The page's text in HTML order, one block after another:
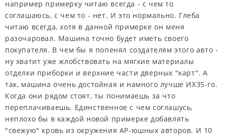
например примерку читаю всегда - с чем то
соглашаюсь, с чем то - нет. И это нормально. Глеба
читаю всегда, хотя в данной примерке он меня
разочаровал. Машина точно будет иметь своего
покупателя. В чем бы я попенял создателям этого авто -
ну хватит уже жлобствовать на мягкие материалы
отделки приборки и верхние части дверных "карт". А
так, машина очень достойная и намного лучше ИХ35-го.
Когда они рядом стоят, ты понимаешь за что
переплачиваешь. Единственное с чем соглашусь,
неплохо бы в каждой новой примерке добавлять
"свежую" кровь из окружения АР-юшных авторов. И 10